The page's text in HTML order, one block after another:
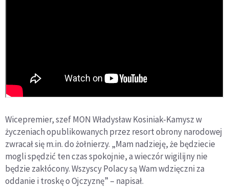
Wicepremier, szef MON Władysław Kosiniak-Kamysz w
życzeniach opublikowanych przez resort obrony narodowej
zwracał się m.in. do żołnierzy. „Mam nadzieję, że będziecie
mogli spędzić ten czas spokojnie, a wieczór wigilijny nie
będzie zakłócony. Wszyscy Polacy są Wam wdzięczni za
oddanie i troskę o Ojczyznę” – napisał.